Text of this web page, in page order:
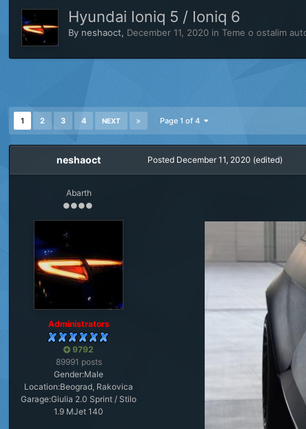
Hyundai Ioniq 5 / Ioniq 6
By neshaoct, December 11, 2020 in Teme o ostalim
1 2 3 4 NEXT Page 1 of 4
neshaoct
Abarth
Administrators
9792
89991 posts
Gender:Male
Location:Beograd, Rakovica
Garage:Giulia 2.0 Sprint / Stilo
1.9 MJet 140
Posted December 11, 2020 (edited)